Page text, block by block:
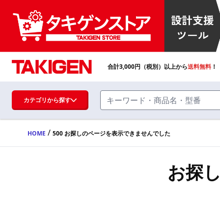
ハンドル・取手・つまみ・周辺機器
FA・A
合計3,000円（税別）以上から送料無料
カテゴリから探す
HOME / 500 お探しのページを表示できませんでした
お探